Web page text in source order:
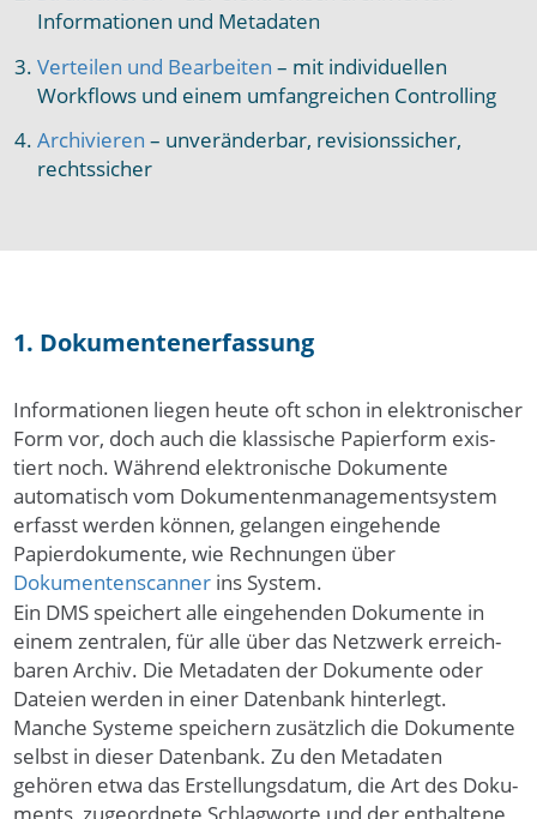
Informationen und Metadaten
Verteilen und Bearbeiten – mit individuellen
Workflows und einem umfangreichen Controlling
Archi­vieren – unveränderbar, revisionssicher,
rechtssicher
1. Doku­menten­erfas­sung
Infor­mati­onen lie­gen heu­te oft schon in elek­tro­nischer
Form vor, doch auch die klas­sische Papier­form exis­
tiert noch. Während elektronische Dokumente
automatisch vom Doku­men­ten­manage­ment­sys­tem
erfasst werden können, gelangen eingehende
Papierdokumente, wie Rechnungen über
Dokumentenscanner ins System.
Ein DMS spei­chert alle eingehenden Doku­mente in
einem zen­tralen, für al­le über das Netz­werk er­reich­
baren Ar­chiv. Die Metadaten der Dokumente oder
Dateien werden in ei­ner Daten­bank hin­ter­legt.
Manche Systeme speichern zusätzlich die Dokumente
selbst in dieser Datenbank. Zu den Metadaten
gehören etwa das Er­­stel­lungs­datum, die Art des Doku­
ments, zugeordnete Schlag­wor­te und der ent­hal­tene